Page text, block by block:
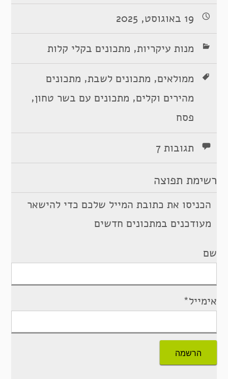
19 באוגוסט, 2025
מנות עיקריות, מתכונים בקלי קלות
ממולאים, מתכונים לשבת, מתכונים
מהירים וקלים, מתכונים עם בשר טחון,
פסח
תגובות 7
רשימת תפוצה
הכניסו את כתובת המייל שלכם כדי להישאר
מעודכנים במתכונים חדשים
שם
אימייל*